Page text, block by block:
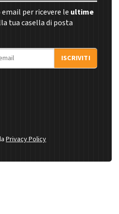
per ricevere le ultime
tua casella di posta
ISCRIVITI
Privacy Policy